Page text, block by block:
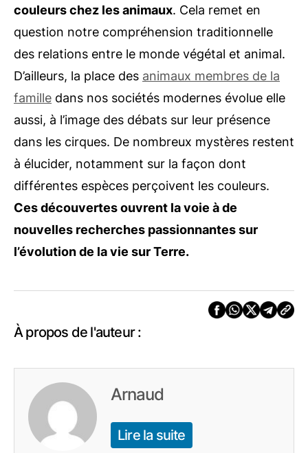
couleurs chez les animaux. Cela remet en
question notre compréhension traditionnelle
des relations entre le monde végétal et animal.
D’ailleurs, la place des animaux membres de la
famille dans nos sociétés modernes évolue elle
aussi, à l’image des débats sur leur présence
dans les cirques. De nombreux mystères restent
à élucider, notamment sur la façon dont
différentes espèces perçoivent les couleurs.
Ces découvertes ouvrent la voie à de
nouvelles recherches passionnantes sur
l’évolution de la vie sur Terre.
À propos de l'auteur :
Arnaud
Lire la suite